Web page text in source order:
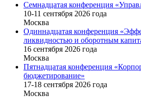
Семнадцатая конференция
10-11 сентября 2026 года
Москва
Одиннадцатая конференция
ликвидностью и оборотным
16 cентября 2026 года
Москва
Пятнадцатая конференция
бюджетирование»
17-18 сентября 2026 года
Москва